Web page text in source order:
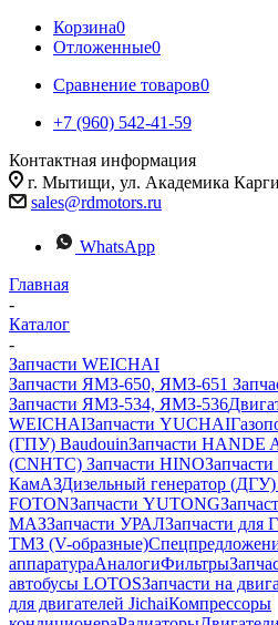
Корзина0
Отложенные0
Сравнение товаров0
+7 (960) 542-41-59
Контактная информация
г. Мытищи, ул. Академика
sales@rdmotors.ru
WhatsApp
Главная
-
Каталог
-
Запчасти WEICHAI
Запчасти ЯМЗ-650, ЯМЗ-651
Запчасти ЯМЗ-534, ЯМЗ-536
WEICHAIЗапчасти YUCHAI
(ГПУ) BaudouinЗапчасти HANDE
(CNHTC) Запчасти HINO
КамАЗДизельный генератор
FOTONЗапчасти YUTONG
МАЗЗапчасти УРАЛЗапчасти для
ТМЗ (V-образные)
аппаратураАналогиФильтры
автобусы LOTOSЗапчасти на
для двигателей JichaiКомпрессоры